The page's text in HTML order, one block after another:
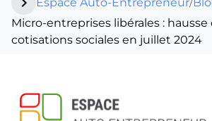
Micro-entreprises libérales : hausse
cotisations sociales en juillet 2024